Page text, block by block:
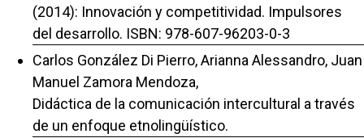
(2014): Innovación y competitividad. Impulsores
del desarrollo. ISBN: 978-607-96203-0-3
Carlos González Di Pierro, Arianna Alessandro, Juan
Manuel Zamora Mendoza,
Didáctica de la comunicación intercultural a través
de un enfoque etnolingüístico.